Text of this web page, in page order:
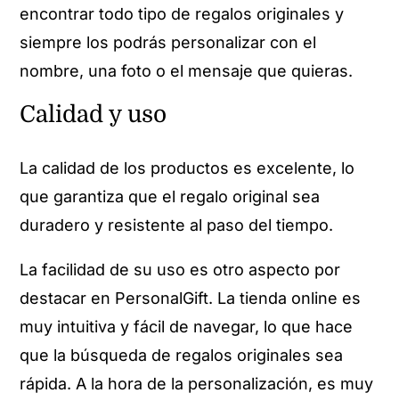
encontrar todo tipo de regalos originales y
siempre los podrás personalizar con el
nombre, una foto o el mensaje que quieras.
Calidad y uso
La calidad de los productos es excelente, lo
que garantiza que el regalo original sea
duradero y resistente al paso del tiempo.
La facilidad de su uso es otro aspecto por
destacar en PersonalGift. La tienda online es
muy intuitiva y fácil de navegar, lo que hace
que la búsqueda de regalos originales sea
rápida. A la hora de la personalización, es muy